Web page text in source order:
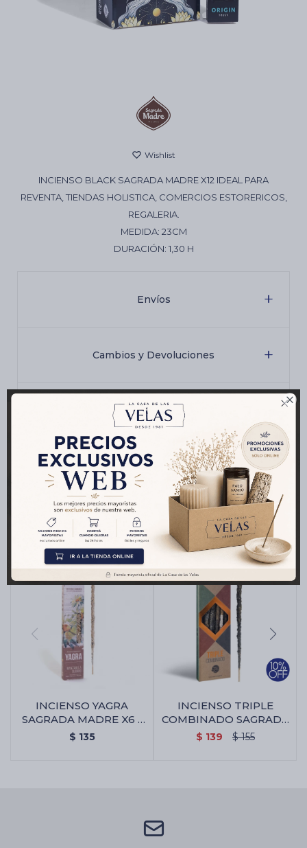

INCIENSO BLACK SAGRADA MADRE X12 IDEAL PARA
REVENTA, TIENDAS HOLISTICA, COMERCIOS ESTORERICOS,
REGALERIA.
MEDIDA: 23CM
DURACIÓN: 1,30 H
Envíos
Cambios y Devoluciones
Medios de pago
Productos que te pueden interesar
INCIENSO YAGRA
SAGRADA MADRE X6 -
Manzanilla/olíbano
$ 135
INCIENSO TRIPLE
COMBINADO SAGRADA
MADRE X8 - Incienso
$ 139 $ 155
Artículos Esotéricos